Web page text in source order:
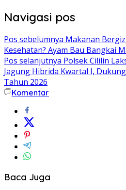
Navigasi pos
Pos sebelumnya Makanan
Kesehatan? Ayam Bau Bangkai
Pos selanjutnya Polsek Cililin
Jagung Hibrida Kwartal I,
Tahun 2026
Komentar
Baca Juga